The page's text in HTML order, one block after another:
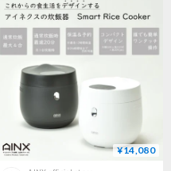
¥14,080